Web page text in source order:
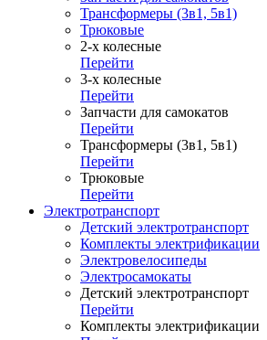
Трансформеры (3в1, 5в1)
Трюковые
2-х колесные
Перейти
3-х колесные
Перейти
Запчасти для самокатов
Перейти
Трансформеры (3в1, 5в1)
Перейти
Трюковые
Перейти
Электротранспорт
Детский электротранспорт
Комплекты электрификации
Электровелосипеды
Электросамокаты
Детский электротранспорт
Перейти
Комплекты электрификации